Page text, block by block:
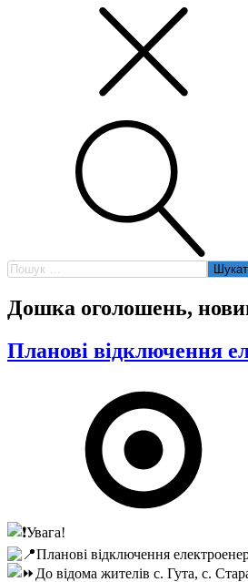
Пошук:
Дошка оголошень,
Планові відключення
Увага!
Планові відключення
До відома жителів с. Гута, с.